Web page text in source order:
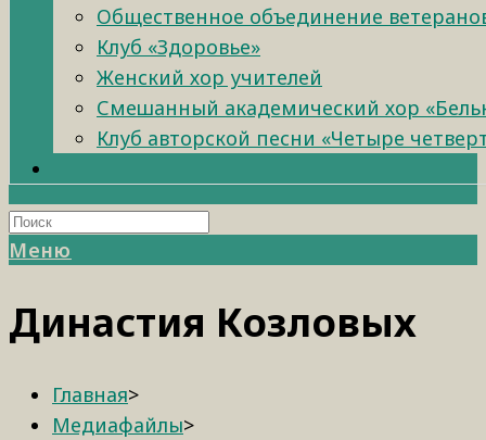
Общественное объединение
Клуб «Здоровье»
Женский хор учителей
Смешанный академический хор
Клуб авторской песни «Четыре
Меню
Династия Козловых
Главная>
Медиафайлы>